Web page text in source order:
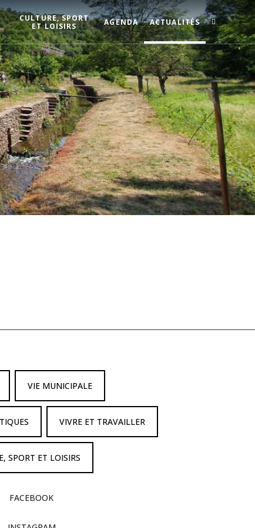
CULTURE, SPORT
ET LOISIRS
AGENDA ACTUALITÉS
VIE MUNICIPALE
VIVRE ET TRAVAILLER
SPORT ET LOISIRS
FACEBOOK